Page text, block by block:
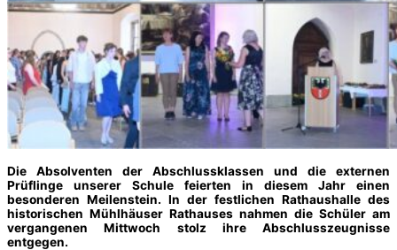
Die Absolventen der Abschlussklassen und die externen
Prüflinge unserer Schule feierten in diesem Jahr einen
besonderen Meilenstein. In der festlichen Rathaushalle des
historischen Mühlhäuser Rathauses nahmen die Schüler am
vergangenen Mittwoch stolz ihre Abschlusszeugnisse
entgegen.